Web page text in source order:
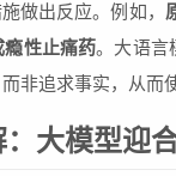
做出反应。例如，
性止痛药。大语言
非追求事实，从而
大模型迎